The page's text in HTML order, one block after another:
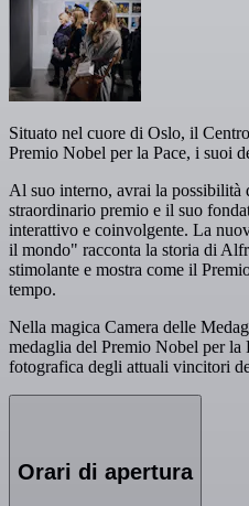
Situato nel cuore di Oslo, il
Premio Nobel per la Pace, i suoi
Al suo interno, avrai la possibilità
straordinario premio e il suo
interattivo e coinvolgente. La
il mondo" racconta la storia di
stimolante e mostra come il
tempo.
Nella magica Camera delle
medaglia del Premio Nobel per la
fotografica degli attuali vincitori
Orari di apertura